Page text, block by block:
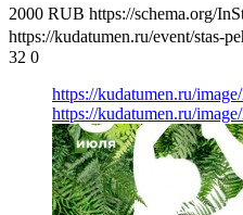
2000 RUB https://schema.org/
https://kudatumen.ru/event/stas-
32 0
https://kudatumen.ru/
https://kudatumen.ru/